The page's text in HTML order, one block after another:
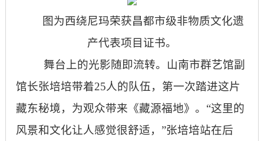
图为西绕尼玛荣获昌都市级非物质文化遗
产代表项目证书。
舞台上的光影随即流转。山南市群艺馆副
馆长张培培带着25人的队伍，第一次踏进这片
藏东秘境，为观众带来《藏源福地》。“这里的
风景和文化让人感觉很舒适，”张培培站在后